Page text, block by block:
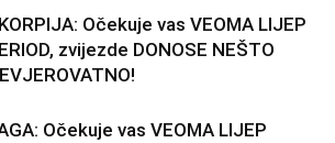
Očekuje vas VEOMA LIJEP
zvijezde DONOSE NEŠTO
Očekuje vas VEOMA LIJEP